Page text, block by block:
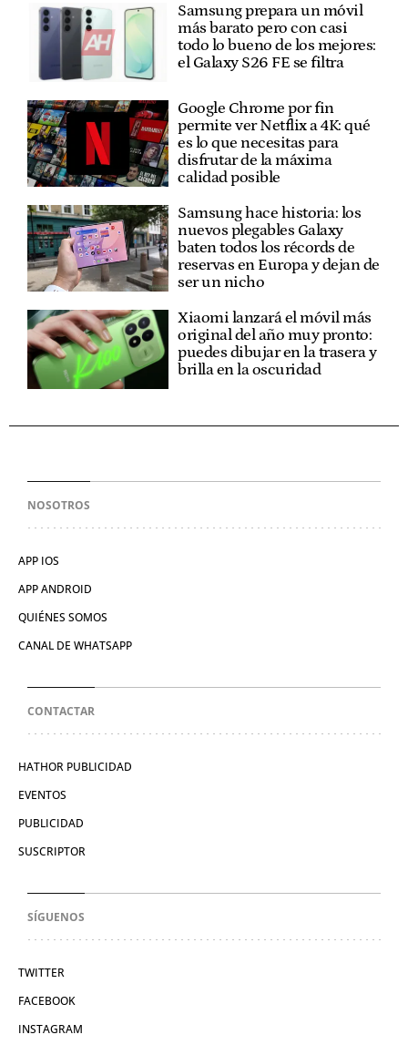
Samsung prepara un móvil
más barato pero con casi
todo lo bueno de los mejores:
el Galaxy S26 FE se filtra
Google Chrome por fin
permite ver Netflix a 4K: qué
es lo que necesitas para
disfrutar de la máxima
calidad posible
Samsung hace historia: los
nuevos plegables Galaxy
baten todos los récords de
reservas en Europa y dejan de
ser un nicho
Xiaomi lanzará el móvil más
original del año muy pronto:
puedes dibujar en la trasera y
brilla en la oscuridad
NOSOTROS
APP IOS
APP ANDROID
QUIÉNES SOMOS
CANAL DE WHATSAPP
CONTACTAR
HATHOR PUBLICIDAD
EVENTOS
PUBLICIDAD
SUSCRIPTOR
SÍGUENOS
TWITTER
FACEBOOK
INSTAGRAM